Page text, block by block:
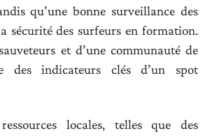
qu’une bonne surveillance des
sécurité des surfeurs en formation.
et d’une communauté de
indicateurs clés d’un spot
locales, telles que des